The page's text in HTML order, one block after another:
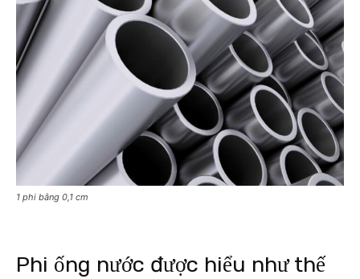
1 phi bằng 0,1 cm
Phi ống nước được hiểu như thế